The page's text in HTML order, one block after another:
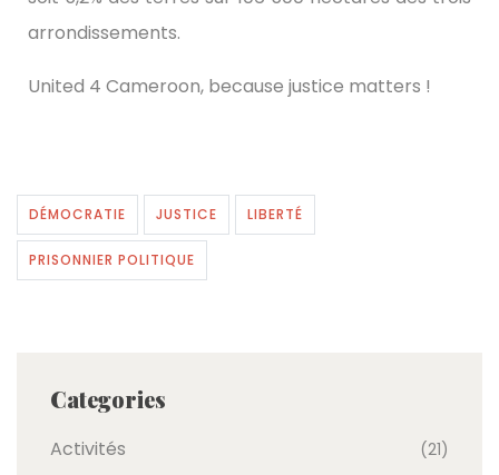
arrondissements.
United 4 Cameroon, because justice matters !
DÉMOCRATIE JUSTICE LIBERTÉ
PRISONNIER POLITIQUE
Categories
Activités (21)